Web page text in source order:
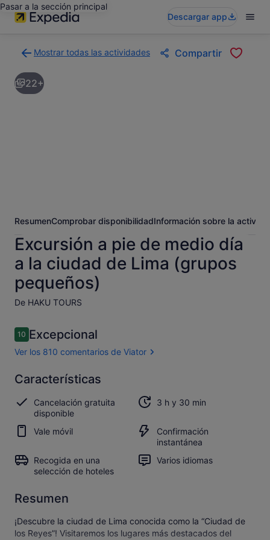
Pasar a la sección principal
Descargar app
Mostrar todas las actividades
a
la
página
Compartir
22+
ResumenComprobar disponibilidadInformación sobre la
Excursión a pie de medio día
a la ciudad de Lima (grupos
pequeños)
De HAKU TOURS
Comentarios
1010 de 10
Excepcional
Ver los 810 comentarios de Viator
10.0
10.0 sobre 10
Excepcional
Abrir los
810 comentarios
de Viator
Características
Cancelación gratuita
disponible
3 h y 30 min
Vale móvil
Confirmación
instantánea
Recogida en una
selección de hoteles
Varios idiomas
Resumen
¡Descubre la ciudad de Lima conocida como la “Ciudad de
los Reyes”! Visitaremos los lugares más destacados del